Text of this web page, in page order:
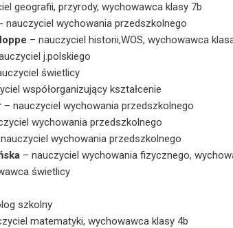
geografii, przyrody, wychowawca klasy 7b
nauczyciel wychowania przedszkolnego
– nauczyciel historii,WOS, wychowawca
j.polskiego
świetlicy
współorganizujący kształcenie
– nauczyciel wychowania przedszkolnego
wychowania przedszkolnego
wychowania przedszkolnego
– nauczyciel wychowania fizycznego,
świetlicy
szkolny
matematyki, wychowawca klasy 4b